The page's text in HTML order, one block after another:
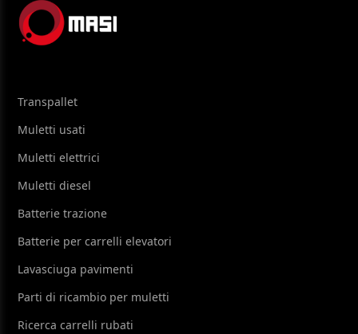
Transpallet
Muletti usati
Muletti elettrici
Muletti diesel
Batterie trazione
Batterie per carrelli elevatori
Lavasciuga pavimenti
Parti di ricambio per muletti
Ricerca carrelli rubati